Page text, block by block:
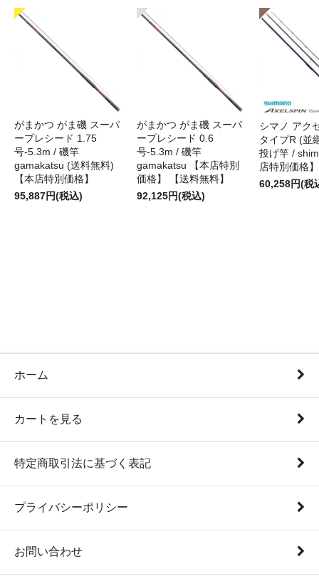
がまかつ がま磯 スーパ
ープレシード 1.75
号-5.3m / 磯竿
gamakatsu (送料無料)
【本店特別価格】
95,887円(税込)
がまかつ がま磯 スーパ
ープレシード 0.6
号-5.3m / 磯竿
gamakatsu 【本店特別
価格】 【送料無料】
92,125円(税込)
シマノ アク
タイプR (並
投げ竿 /
店特別価格】
60,258円(税
ホーム
カートを見る
特定商取引法に基づく表記
プライバシーポリシー
お問い合わせ